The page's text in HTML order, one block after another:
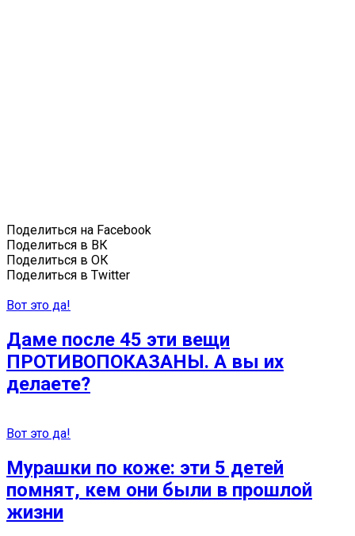
Поделиться на Facebook
Поделиться в ВК
Поделиться в ОК
Поделиться в Twitter
Вот это да!
Даме после 45 эти вещи
ПРОТИВОПОКАЗАНЫ. А вы их
делаете?
Вот это да!
Мурашки по коже: эти 5 детей
помнят, кем они были в прошлой
жизни